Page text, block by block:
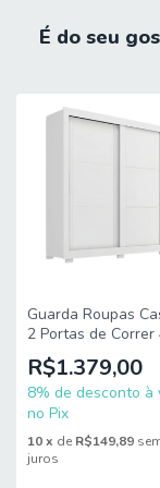
L = 189,3 cm
MEDIDAS PÉS:
PRATELEIRAS
GAVETAS
CABIDEIRO
PESO
PESO BRUTO:
É do seu
Guarda Roupas
2 Portas de Correr
Gavetas Titanium
Zanzini
R$1.379,00
8% de desconto à
no Pix
10x de R$149,89
juros